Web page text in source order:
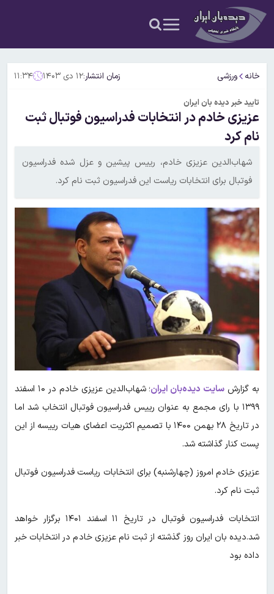
خانه ورزشی زمان انتشار:۱۲ دی ۱۴۰۳ ۱۱:۳۴
تایید خبر دیده بان ایران
عزیزی خادم در انتخابات فدراسیون فوتبال ثبت
نام کرد
شهاب‌الدین عزیزی‌ خادم، رییس پیشین و عزل شده فدراسیون
فوتبال برای انتخابات ریاست این فدراسیون ثبت نام کرد.
به گزارش سایت دیده‌بان ایران
؛ شهاب‌الدین عزیزی‌ خادم در ۱۰ اسفند
۱۳۹۹ با رای مجمع به عنوان رییس فدراسیون فوتبال انتخاب شد اما
در تاریخ ۲۸ بهمن ۱۴۰۰ با تصمیم اکثریت اعضای هیات رییسه از این
پست کنار گذاشته شد.
عزیزی‌ خادم امروز (چهارشنبه) برای انتخابات ریاست فدراسیون فوتبال
ثبت نام کرد.
انتخابات فدراسیون فوتبال در تاریخ ۱۱ اسفند ۱۴۰۱ برگزار خواهد
شد.دیده بان ایران روز گذشته از ثبت نام عزیزی خادم در انتخابات خبر
داده بود